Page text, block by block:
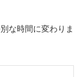
な時間に変わりま